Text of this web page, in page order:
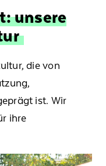
unsere
die von
ist. Wir
ihre